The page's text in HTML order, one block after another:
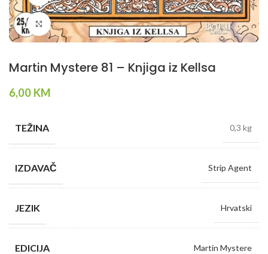
Klikni da povečaš
Martin Mystere 81 – Knjiga iz Kellsa
6,00 KM
TEŽINA 0,3 kg
IZDAVAČ Strip Agent
JEZIK Hrvatski
EDICIJA Martin Mystere